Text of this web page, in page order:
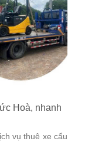
Hoà, nhanh
vụ thuê xe cẩu